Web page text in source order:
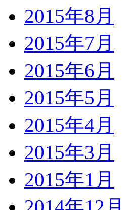
2015年8月
2015年7月
2015年6月
2015年5月
2015年4月
2015年3月
2015年1月